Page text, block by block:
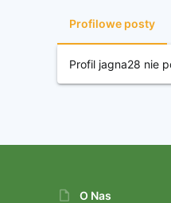
Profilowe posty
Profil jagna28 nie
O Nas